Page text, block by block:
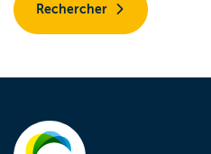
Rechercher